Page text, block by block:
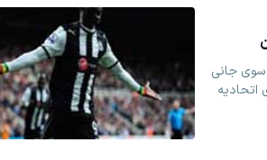
سوی جانی
اتحادیه